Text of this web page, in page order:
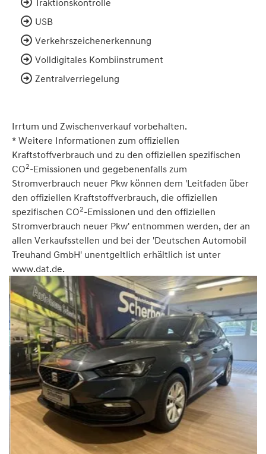
Traktionskontrolle
USB
Verkehrszeichenerkennung
Volldigitales Kombiinstrument
Zentralverriegelung
Irrtum und Zwischenverkauf vorbehalten.
* Weitere Informationen zum offiziellen
Kraftstoffverbrauch und zu den offiziellen spezifischen
CO2-Emissionen und gegebenenfalls zum
Stromverbrauch neuer Pkw können dem 'Leitfaden über
den offiziellen Kraftstoffverbrauch, die offiziellen
spezifischen CO2-Emissionen und den offiziellen
Stromverbrauch neuer Pkw' entnommen werden, der an
allen Verkaufsstellen und bei der 'Deutschen Automobil
Treuhand GmbH' unentgeltlich erhältlich ist unter
www.dat.de.